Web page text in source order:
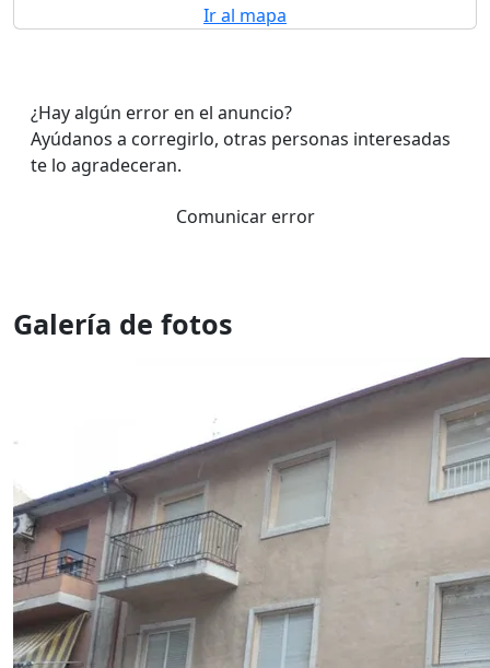
Ir al mapa
¿Hay algún error en el anuncio?
Ayúdanos a corregirlo, otras personas interesadas
te lo agradeceran.
Comunicar error
Galería de fotos